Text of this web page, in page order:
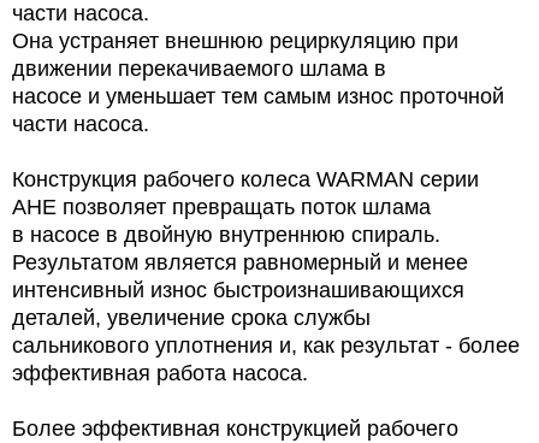
части насоса.
Она устраняет внешнюю рециркуляцию при
движении перекачиваемого шлама в
насосе и уменьшает тем самым износ проточной
части насоса.
Конструкция рабочего колеса WARMAN серии
АНЕ позволяет превращать поток шлама
в насосе в двойную внутреннюю спираль.
Результатом является равномерный и менее
интенсивный износ быстроизнашивающихся
деталей, увеличение срока службы
сальникового уплотнения и, как результат - более
эффективная работа насоса.
Более эффективная конструкцией рабочего